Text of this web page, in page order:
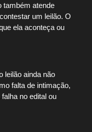
também atende
um leilão. O
ela aconteça ou
leilão ainda não
falta de intimação,
no edital ou